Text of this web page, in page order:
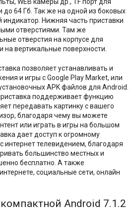
до 64 Гб. Так же на одной из боковых
индикатор. Нижняя часть приставки
отверстиями. Там же
отверстия на корпусе для
вертикальные поверхности.
позволяет устанавливать и
и игры с Google Play Market, или
APK файлов для Android.
поддерживает функцию
передавать картинку с вашего
благодаря чему вы можете
или играть в игры на большом
дает доступ к огромному
интернет телевидением, благодаря
большинство местных и
бесплатно. А также
социальные сети, онлайн
Android 7.1.2